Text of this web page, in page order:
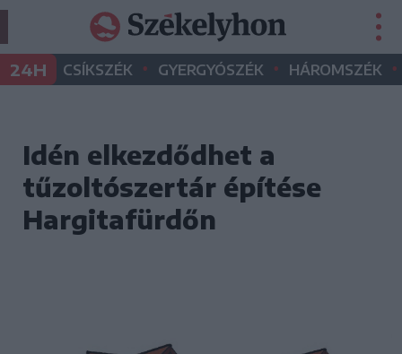
24H CSÍKSZÉK • GYERGYÓSZÉK • HÁROMSZÉK •
Idén elkezdődhet a
tűzoltószertár építése
Hargitafürdőn